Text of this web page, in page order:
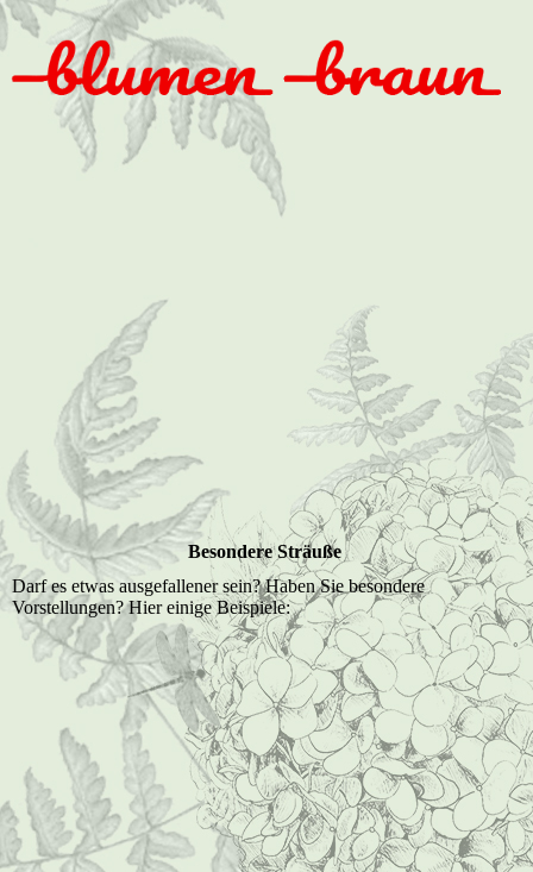
Besondere Sträuße
Darf es etwas ausgefallener sein? Haben Sie besondere
Vorstellungen? Hier einige Beispiele:
$IMG0030 (Mittel)
Foto-0089 (Mittel)
Foto-0092 (Mittel)
Foto-0163 (Mittel)
Foto0040 (Mittel)